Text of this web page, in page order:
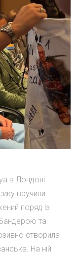
в Лондоні
вручили
поряд із
та
створила
На ній